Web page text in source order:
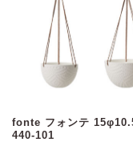
fonte フォンテ
440-101